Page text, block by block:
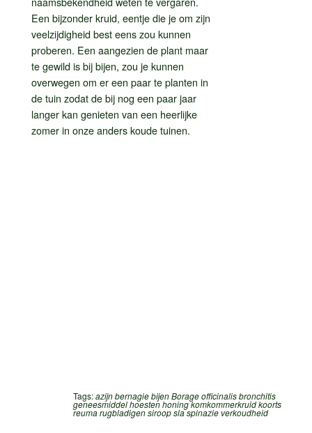
Een bijzonder kruid, eentje die je om zijn
veelzijdigheid best eens zou kunnen
proberen. Een aangezien de plant maar
te gewild is bij bijen, zou je kunnen
overwegen om er een paar te planten in
de tuin zodat de bij nog een paar jaar
langer kan genieten van een heerlijke
zomer in onze anders koude tuinen.
Tags:azijnbernagiebijenBorage officinalisbronchitis
geneesmiddelhoestenhoningkomkommerkruidkoorts
reumarugbladigensiroopslaspinazie verkoudheid